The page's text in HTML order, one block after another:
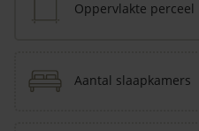
Oppervlakte perceel
Aantal slaapkamers